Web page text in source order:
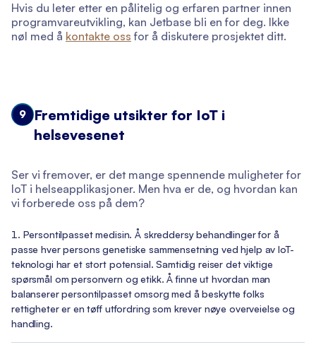
Hvis du leter etter en pålitelig og erfaren partner innen
programvareutvikling, kan Jetbase bli en for deg. Ikke
nøl med å kontakte oss for å diskutere prosjektet ditt.
9
Fremtidige utsikter for IoT i
helsevesenet
Ser vi fremover, er det mange spennende muligheter for
IoT i helseapplikasjoner. Men hva er de, og hvordan kan
vi forberede oss på dem?
Persontilpasset medisin. Å skreddersy behandlinger for å
passe hver persons genetiske sammensetning ved hjelp av IoT-
teknologi har et stort potensial. Samtidig reiser det viktige
spørsmål om personvern og etikk. Å finne ut hvordan man
balanserer persontilpasset omsorg med å beskytte folks
rettigheter er en tøff utfordring som krever nøye overveielse og
handling.